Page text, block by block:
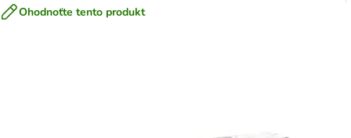
Ohodnoťte tento produkt